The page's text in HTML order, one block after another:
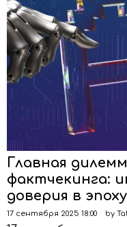
Главная
фактчекинга:
доверия в
17 сентября 2025 18:00 by